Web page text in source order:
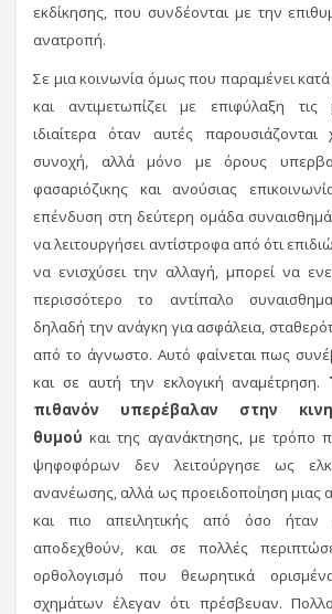
εκδίκησης, που συνδέονται με την
ανατροπή.
Σε μια κοινωνία όμως που παραμένει
και αντιμετωπίζει με επιφύλαξη τις
ιδιαίτερα όταν αυτές παρουσιάζονται
συνοχή, αλλά μόνο με όρους
φασαριόζικης και ανούσιας
επένδυση στη δεύτερη ομάδα
να λειτουργήσει αντίστροφα από ότι
να ενισχύσει την αλλαγή, μπορεί να
περισσότερο το αντίπαλο
δηλαδή την ανάγκη για ασφάλεια,
από το άγνωστο. Αυτό φαίνεται πως
και σε αυτή την εκλογική αναμέτρηση.
πιθανόν υπερέβαλαν στην
θυμούκαι της αγανάκτησης, με τρόπο
ψηφοφόρων δεν λειτούργησε ως
ανανέωσης, αλλά ως προειδοποίηση μιας
και πιο απειλητικής από όσο ήταν
αποδεχθούν, και σε πολλές
ορθολογισμό που θεωρητικά
σχημάτων έλεγαν ότι πρέσβευαν.